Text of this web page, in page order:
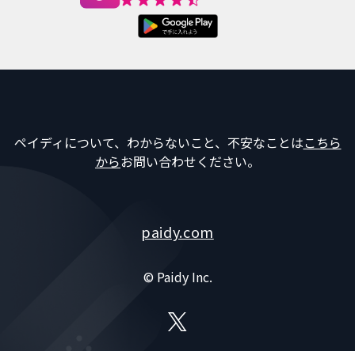
ペイディについて、わからないこと、不安なことはこちら
からお問い合わせください。
paidy.com
© Paidy Inc.